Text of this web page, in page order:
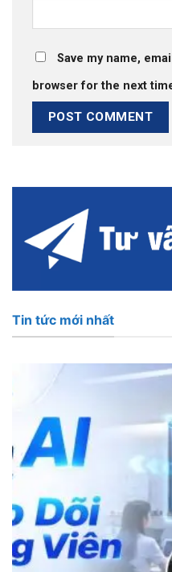
Save my name,
browser for the next
Tin tức mới nhất